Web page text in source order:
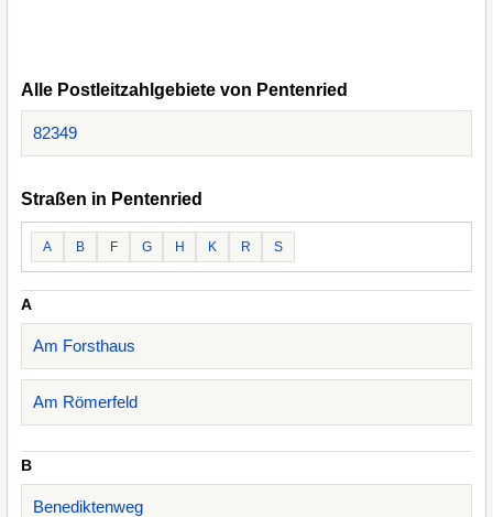
Alle Postleitzahlgebiete von Pentenried
82349
Straßen in Pentenried
A B F G H K R S
A
Am Forsthaus
Am Römerfeld
B
Benediktenweg